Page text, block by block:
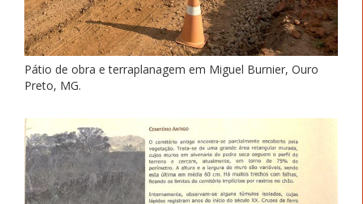
Pátio de obra e terraplanagem em Miguel Burnier, Ouro
Preto, MG.